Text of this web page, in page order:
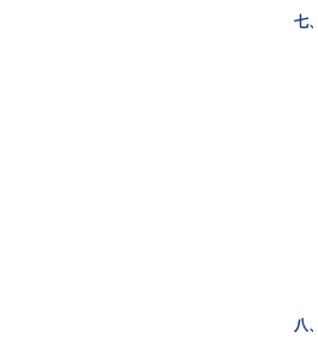
七、
八、